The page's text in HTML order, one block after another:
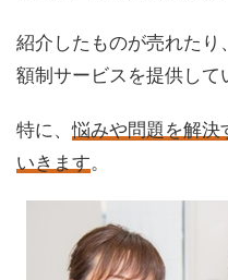
紹介したものが売れたり
額制サービスを提供して
特に、悩みや問題を解決
いきます。